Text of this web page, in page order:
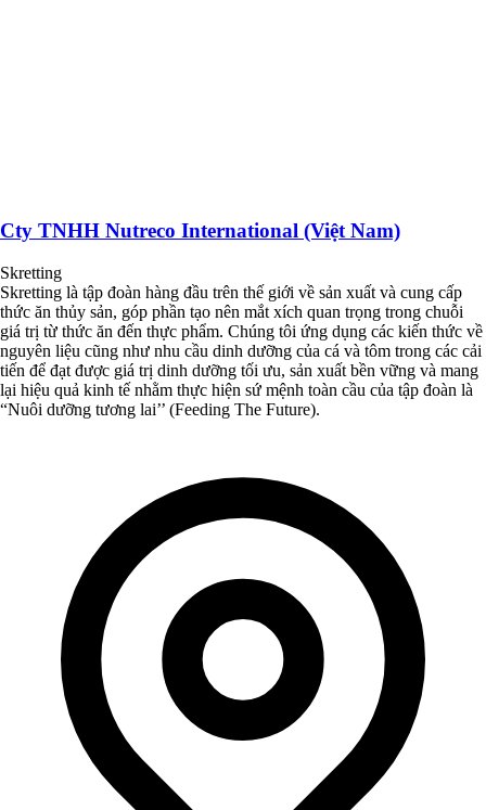
Cty TNHH Nutreco International (Việt Nam)
Skretting
Skretting là tập đoàn hàng đầu trên thế giới về sản xuất và cung cấp
thức ăn thủy sản, góp phần tạo nên mắt xích quan trọng trong chuỗi
giá trị từ thức ăn đến thực phẩm. Chúng tôi ứng dụng các kiến ​​thức về
nguyên liệu cũng như nhu cầu dinh dưỡng của cá và tôm trong các cải
tiến để đạt được giá trị dinh dưỡng tối ưu, sản xuất bền vững và mang
lại hiệu quả kinh tế nhằm thực hiện sứ mệnh toàn cầu của tập đoàn là
“Nuôi dưỡng tương lai’’ (Feeding The Future).